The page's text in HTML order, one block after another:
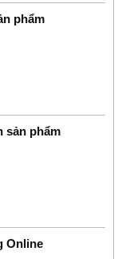
phẩm
sản phẩm
Online